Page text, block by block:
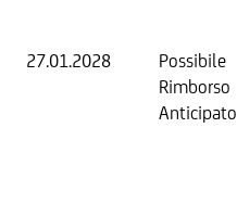
27.01.2028
Possibile
Rimborso
Anticipato